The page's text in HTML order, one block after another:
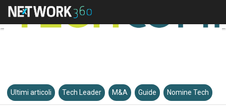
Ultimi articoli Tech Leader M&A Guide Nomine Tech